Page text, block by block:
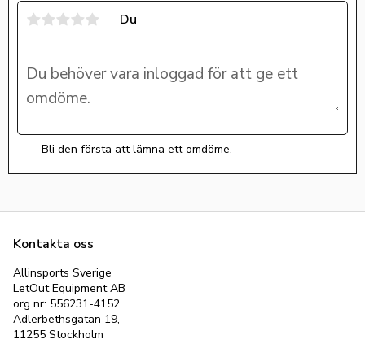
Du
Bli den första att lämna ett omdöme.
Kontakta oss
Allinsports Sverige
LetOut Equipment AB
org nr: 556231-4152
Adlerbethsgatan 19,
11255 Stockholm